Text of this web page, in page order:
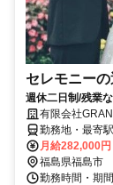
セレモニー
週休二日制/残業
昇給あり
有限会社
勤務地・最寄
月給282,000円
福島県福島市
勤務時間・期